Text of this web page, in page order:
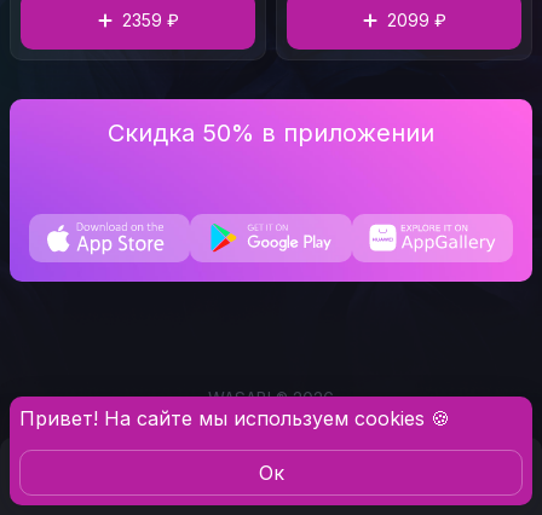
Меню Профиль Ещё Корзина
2359 ₽ 2099 ₽
Скидка 50% в приложении
WASABI ® 2026
Привет! На сайте мы используем cookies 🍪
Oк